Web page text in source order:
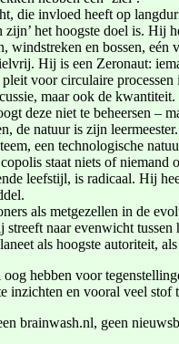
die invloed heeft op
het hoogste doel is. Hij
en bossen, eén
Hij is een Zeronaut:
voor circulaire processen
maar ook de
deze niet te beheersen –
de natuur is zijn
een technologische
staat niets of niemand
leefstijl, is radicaal. Hij
als metgezellen in de
naar evenwicht
als hoogste autoriteit,
hebben voor
inzichten en vooral veel stof
brainwash.nl, geen